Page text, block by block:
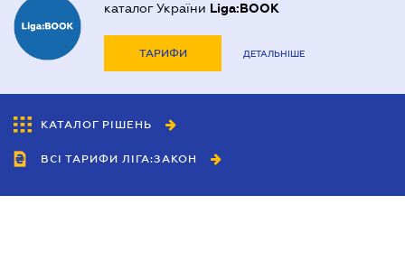
каталог України Liga:BOOK
ТАРИФИ ДЕТАЛЬНІШЕ
КАТАЛОГ РІШЕНЬ
ВСІ ТАРИФИ ЛІГА:ЗАКОН